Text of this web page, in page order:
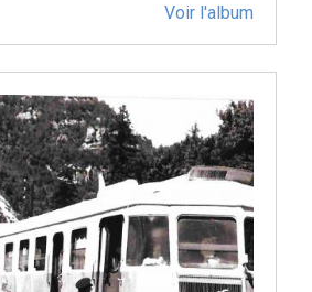
Voir l'album